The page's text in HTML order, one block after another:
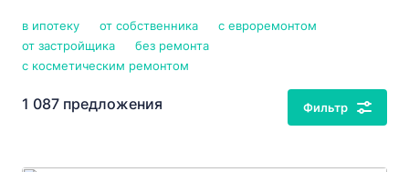
в ипотеку от собственника
с евроремонтом
от застройщика
без ремонта
с косметическим ремонтом
1 087 предложения Фильтр